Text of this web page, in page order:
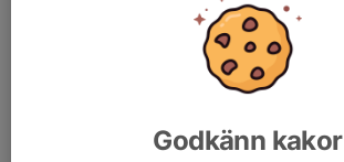
Godkänn kakor